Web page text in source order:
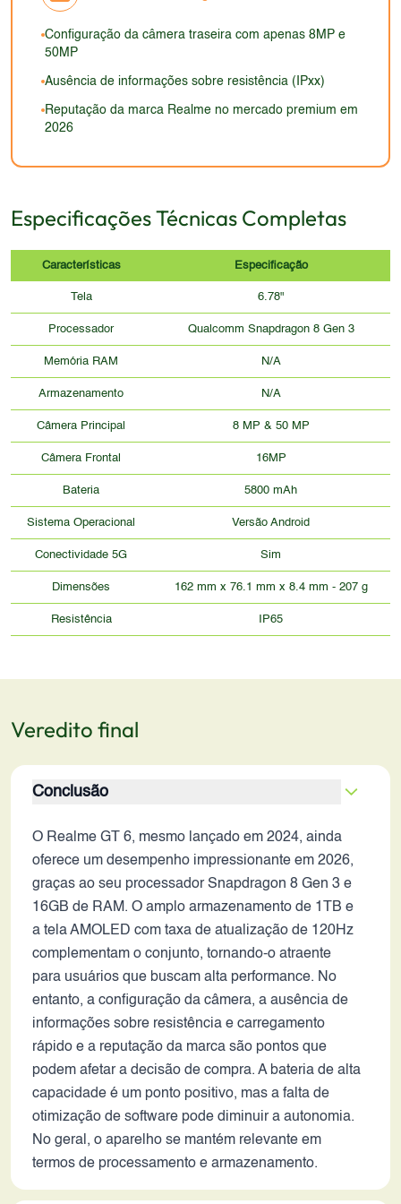
Configuração da câmera traseira com apenas 8MP e
50MP
Ausência de informações sobre resistência (IPxx)
Reputação da marca Realme no mercado premium em
2026
Especificações Técnicas Completas
Características Especificação
Tela 6.78"
Processador Qualcomm Snapdragon 8 Gen 3
Memória RAM N/A
Armazenamento N/A
Câmera Principal 8 MP & 50 MP
Câmera Frontal 16MP
Bateria 5800 mAh
Sistema Operacional Versão Android
Conectividade 5G Sim
Dimensões 162 mm x 76.1 mm x 8.4 mm - 207 g
Resistência IP65
Veredito final
Conclusão
O Realme GT 6, mesmo lançado em 2024, ainda
oferece um desempenho impressionante em 2026,
graças ao seu processador Snapdragon 8 Gen 3 e
16GB de RAM. O amplo armazenamento de 1TB e
a tela AMOLED com taxa de atualização de 120Hz
complementam o conjunto, tornando-o atraente
para usuários que buscam alta performance. No
entanto, a configuração da câmera, a ausência de
informações sobre resistência e carregamento
rápido e a reputação da marca são pontos que
podem afetar a decisão de compra. A bateria de alta
capacidade é um ponto positivo, mas a falta de
otimização de software pode diminuir a autonomia.
No geral, o aparelho se mantém relevante em
termos de processamento e armazenamento.